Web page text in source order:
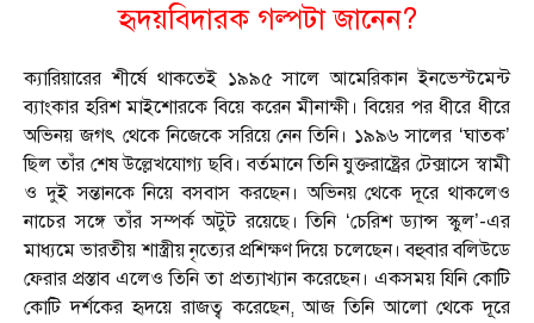
হৃদয়বিদারক গল্পটা জানেন?
ক্যারিয়ারের শীর্ষে থাকতেই ১৯৯৫ সালে আমেরিকান ইনভেস্টমেন্ট
ব্যাংকার হরিশ মাইশোরকে বিয়ে করেন মীনাক্ষী। বিয়ের পর ধীরে ধীরে
অভিনয় জগৎ থেকে নিজেকে সরিয়ে নেন তিনি। ১৯৯৬ সালের ‘ঘাতক’
ছিল তাঁর শেষ উল্লেখযোগ্য ছবি। বর্তমানে তিনি যুক্তরাষ্ট্রের টেক্সাসে স্বামী
ও দুই সন্তানকে নিয়ে বসবাস করছেন। অভিনয় থেকে দূরে থাকলেও
নাচের সঙ্গে তাঁর সম্পর্ক অটুট রয়েছে। তিনি ‘চেরিশ ড্যান্স স্কুল’-এর
মাধ্যমে ভারতীয় শাস্ত্রীয় নৃত্যের প্রশিক্ষণ দিয়ে চলেছেন। বহুবার বলিউডে
ফেরার প্রস্তাব এলেও তিনি তা প্রত্যাখ্যান করেছেন। একসময় যিনি কোটি
কোটি দর্শকের হৃদয়ে রাজত্ব করেছেন, আজ তিনি আলো থেকে দূরে